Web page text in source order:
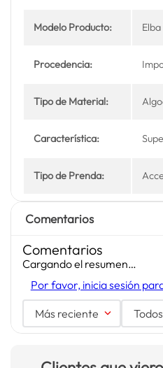
Modelo Producto: Elba
Procedencia:
Tipo de Material:
Característica:
Tipo de Prenda:
Comentarios
Comentarios
Cargando el resumen…
Por favor, inicia sesión
Más reciente Todos